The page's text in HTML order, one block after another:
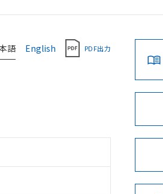
語 English PDF出力